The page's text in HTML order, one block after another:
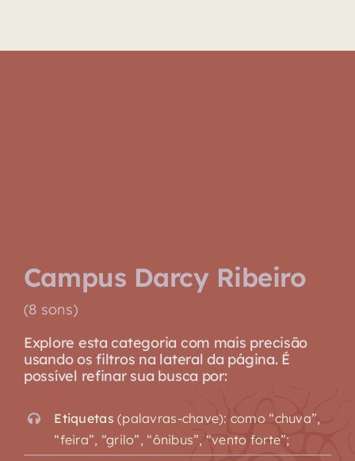
Biblioteca
Campus Darcy Ribeiro
(8 sons)
Explore esta categoria com mais precisão
usando os filtros na lateral da página. É
possível refinar sua busca por:
Etiquetas (palavras-chave): como “chuva”,
“feira”, “grilo”, “ônibus”, “vento forte”;